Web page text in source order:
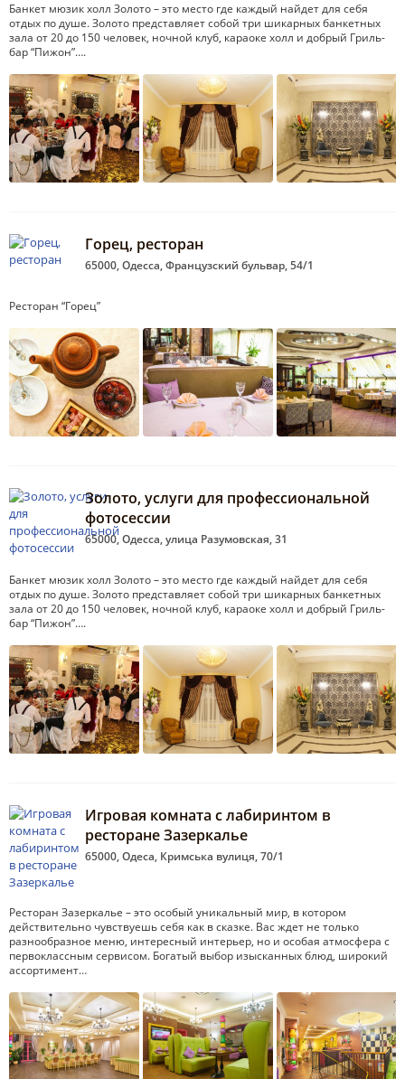
Банкет мюзик холл Золото – это место где каждый найдет для себя
отдых по душе. Золото представляет собой три шикарных банкетных
зала от 20 до 150 человек, ночной клуб, караоке холл и добрый Гриль-
бар “Пижон”….
Горец, ресторан
65000, Одесса, Французский бульвар, 54/1
Ресторан “Горец”
Золото, услуги для профессиональной
фотосессии
65000, Одесса, улица Разумовская, 31
Банкет мюзик холл Золото – это место где каждый найдет для себя
отдых по душе. Золото представляет собой три шикарных банкетных
зала от 20 до 150 человек, ночной клуб, караоке холл и добрый Гриль-
бар “Пижон”….
Игровая комната с лабиринтом в
ресторане Зазеркалье
65000, Одеса, Кримська вулиця, 70/1
Ресторан Зазеркалье – это особый уникальный мир, в котором
действительно чувствуешь себя как в сказке. Вас ждет не только
разнообразное меню, интересный интерьер, но и особая атмосфера с
первоклассным сервисом. Богатый выбор изысканных блюд, широкий
ассортимент…